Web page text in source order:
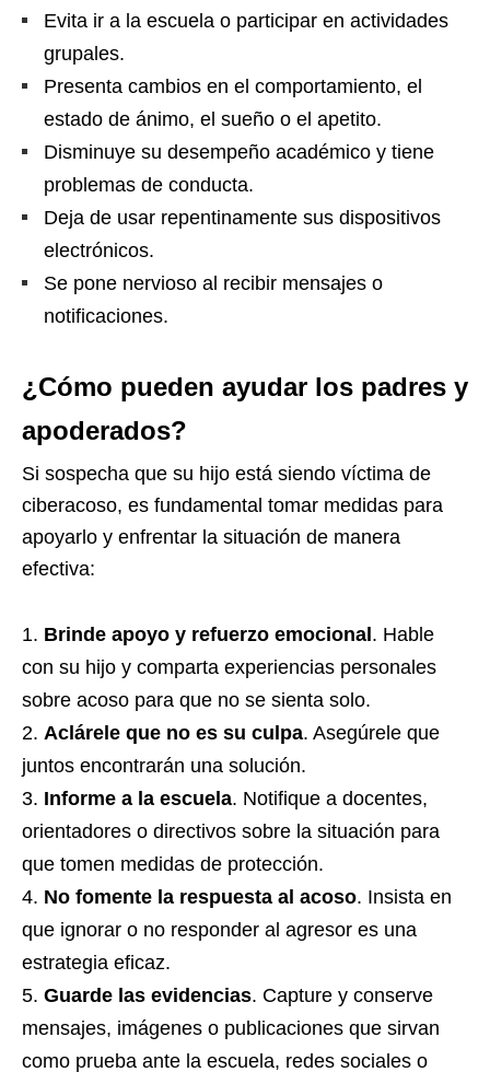
Evita ir a la escuela o participar en actividades
grupales.
Presenta cambios en el comportamiento, el
estado de ánimo, el sueño o el apetito.
Disminuye su desempeño académico y tiene
problemas de conducta.
Deja de usar repentinamente sus dispositivos
electrónicos.
Se pone nervioso al recibir mensajes o
notificaciones.
¿Cómo pueden ayudar los padres y
apoderados?
Si sospecha que su hijo está siendo víctima de
ciberacoso, es fundamental tomar medidas para
apoyarlo y enfrentar la situación de manera
efectiva:
Brinde apoyo y refuerzo emocional. Hable
con su hijo y comparta experiencias personales
sobre acoso para que no se sienta solo.
Aclárele que no es su culpa. Asegúrele que
juntos encontrarán una solución.
Informe a la escuela. Notifique a docentes,
orientadores o directivos sobre la situación para
que tomen medidas de protección.
No fomente la respuesta al acoso. Insista en
que ignorar o no responder al agresor es una
estrategia eficaz.
Guarde las evidencias. Capture y conserve
mensajes, imágenes o publicaciones que sirvan
como prueba ante la escuela, redes sociales o